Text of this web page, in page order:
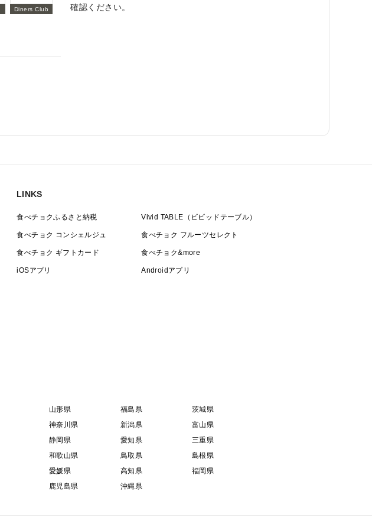
Diners Club
確認ください。
LINKS
食べチョクふるさと納税 Vivid TABLE（ビビッドテーブル）
食べチョク コンシェルジュ 食べチョク フルーツセレクト
食べチョク ギフトカード 食べチョク&more
iOSアプリ Androidアプリ
山形県 福島県
茨城県
神奈川県 新潟県
富山県
静岡県 愛知県
三重県
和歌山県 鳥取県
島根県
愛媛県 高知県
福岡県
鹿児島県 沖縄県